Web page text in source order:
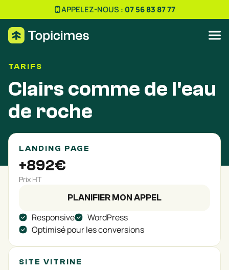
APPELEZ-NOUS : 07 56 83 87 77
TARIFS
Clairs comme de l'eau
de roche
LANDING PAGE
+892€
Prix HT
PLANIFIER MON APPEL
Responsive
WordPress
Optimisé pour les conversions
SITE VITRINE